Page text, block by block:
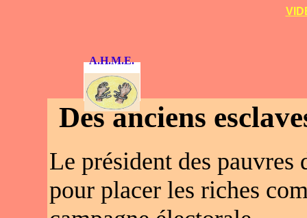
A.H.M.E.
Des anciens
Le président des pauvres
pour placer les riches